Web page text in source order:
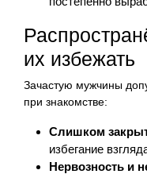
их избежать
Зачастую мужчины
при знакомстве:
Слишком
избегание
Нервозность и